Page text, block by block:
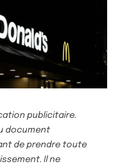
publicitaire.
document
de prendre toute
Il ne